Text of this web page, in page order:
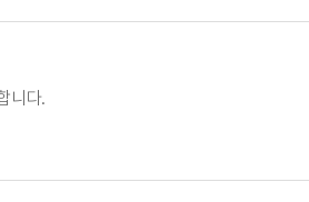
니다.